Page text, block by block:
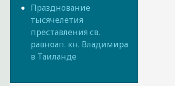
Празднование
тысячелетия
преставления св.
равноап. кн. Владимира
в Таиланде